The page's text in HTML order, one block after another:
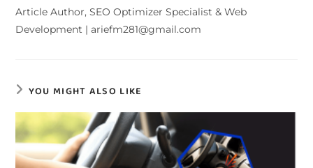
Article Author, SEO Optimizer Specialist & Web
Development | ariefm281@gmail.com
YOU MIGHT ALSO LIKE